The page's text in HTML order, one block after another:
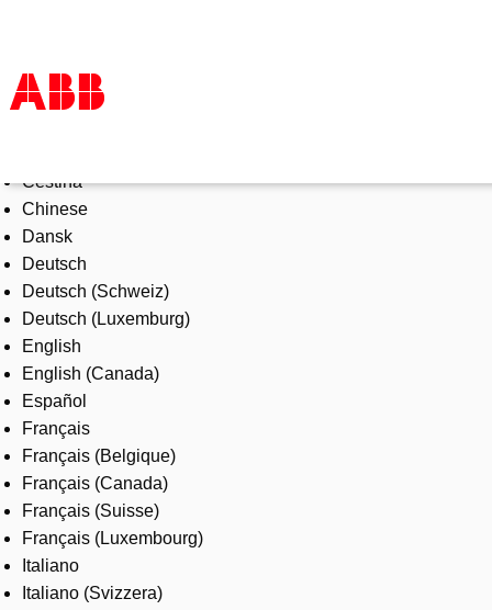
Products & Solutions
Industries
Services
About us
Where to buy
Contact us
Careers
Čeština
Chinese
Dansk
Deutsch
Deutsch (Schweiz)
Deutsch (Luxemburg)
English
English (Canada)
Español
Français
Français (Belgique)
Français (Canada)
Français (Suisse)
Français (Luxembourg)
Italiano
Italiano (Svizzera)